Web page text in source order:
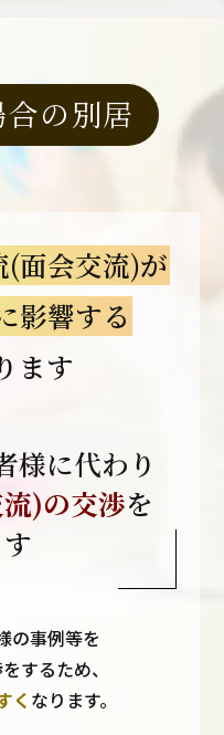
の別居
(面会交流)が
影響する
ます
様に代わり
)の交渉を
の事例等を
するため、
く なります。